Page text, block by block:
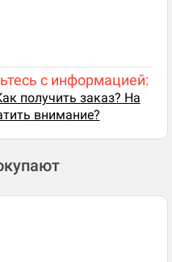
с информацией:
получить заказ? На
внимание?